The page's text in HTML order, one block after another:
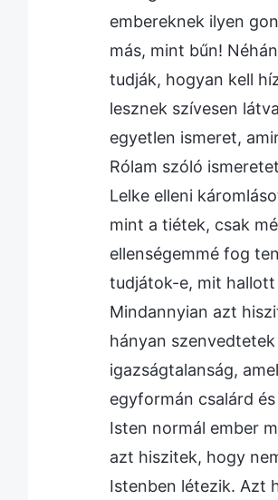
embereknek ilyen
más, mint bűn!
tudják, hogyan kell
lesznek szívesen
egyetlen ismeret,
Rólam szóló
Lelke elleni
mint a tiétek, csak
ellenségemmé fog
tudjátok-e, mit hallott
Mindannyian azt
hányan
igazságtalanság,
egyformán csalárd
Isten normál ember
azt hiszitek, hogy
Istenben létezik. Azt